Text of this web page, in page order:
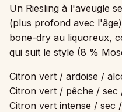
Un Riesling à l'aveugle
(plus profond avec
bone-dry au liquoreux,
qui suit le style (8 %
Citron vert / ardoise /
Citron vert / pêche / sec
Citron vert intense / sec